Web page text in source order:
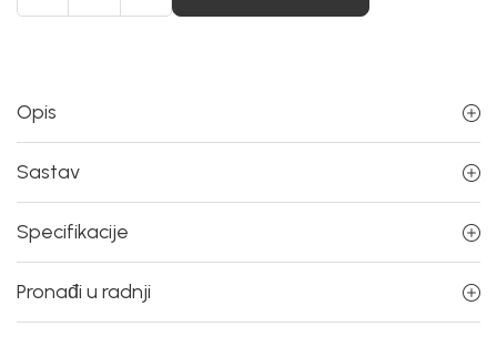
Opis
Sastav
Specifikacije
Pronađi u radnji